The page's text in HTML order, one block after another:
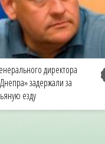
директора
задержали за
езду